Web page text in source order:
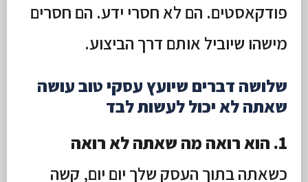
פודקאסטים. הם לא חסרי ידע. הם חסרים
מישהו שיוביל אותם דרך הביצוע.
שלושה דברים שיועץ עסקי טוב עושה
שאתה לא יכול לעשות לבד
1. הוא רואה מה שאתה לא רואה
כשאתה בתוך העסק שלך יום יום, קשה